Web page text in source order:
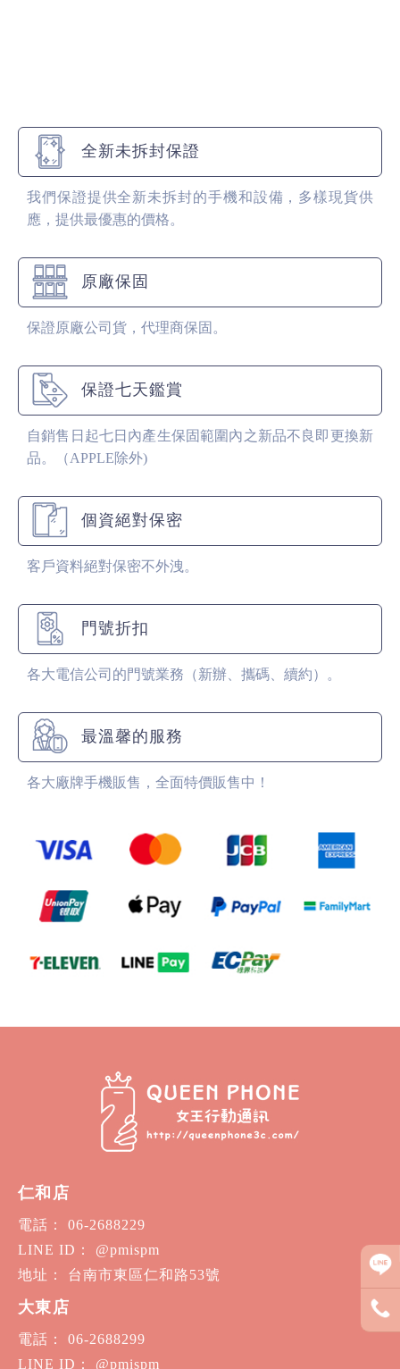
全新未拆封保證
我們保證提供全新未拆封的手機和設備，多樣現貨供
應，提供最優惠的價格。
原廠保固
保證原廠公司貨，代理商保固。
保證七天鑑賞
自銷售日起七日內產生保固範圍內之新品不良即更換新
品。（APPLE除外)
個資絕對保密
客戶資料絕對保密不外洩。
門號折扣
各大電信公司的門號業務（新辦、攜碼、續約）。
最溫馨的服務
各大廠牌手機販售，全面特價販售中！
仁和店
電話： 06-2688229
LINE ID： @pmispm
地址： 台南市東區仁和路53號
大東店
電話： 06-2688299
LINE ID： @pmispm